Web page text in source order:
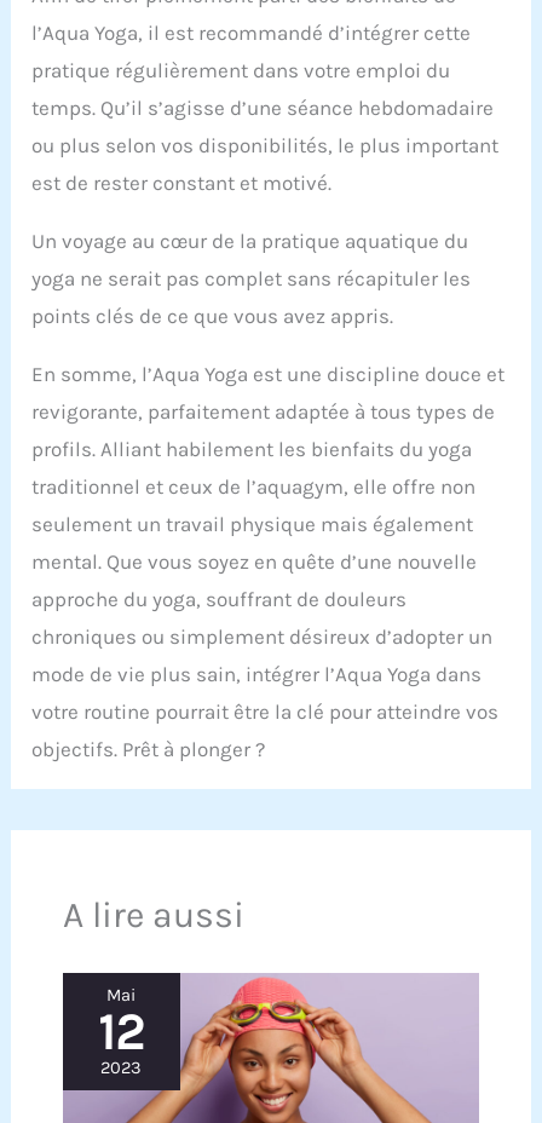
l’Aqua Yoga, il est recommandé d’intégrer cette
pratique régulièrement dans votre emploi du
temps. Qu’il s’agisse d’une séance hebdomadaire
ou plus selon vos disponibilités, le plus important
est de rester constant et motivé.
Un voyage au cœur de la pratique aquatique du
yoga ne serait pas complet sans récapituler les
points clés de ce que vous avez appris.
En somme, l’Aqua Yoga est une discipline douce et
revigorante, parfaitement adaptée à tous types de
profils. Alliant habilement les bienfaits du yoga
traditionnel et ceux de l’aquagym, elle offre non
seulement un travail physique mais également
mental. Que vous soyez en quête d’une nouvelle
approche du yoga, souffrant de douleurs
chroniques ou simplement désireux d’adopter un
mode de vie plus sain, intégrer l’Aqua Yoga dans
votre routine pourrait être la clé pour atteindre vos
objectifs. Prêt à plonger ?
A lire aussi
Mai
12
2023